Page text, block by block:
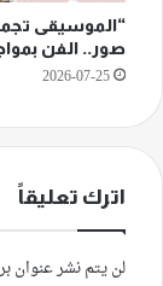
“الموسيقى
صور.. الفن
2026-07-25
اترك تعليقاً
لن يتم نشر عنوان